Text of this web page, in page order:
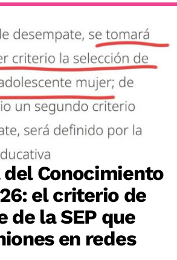
Conocimiento
el criterio de
de la SEP que
en redes